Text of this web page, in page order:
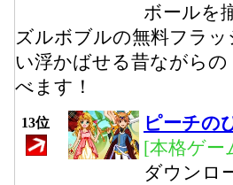
ボールを
ズルボブルの無料フラ
い浮かばせる昔ながら
べます！
13位
ピーチの
[本格ゲー
ダウンロ